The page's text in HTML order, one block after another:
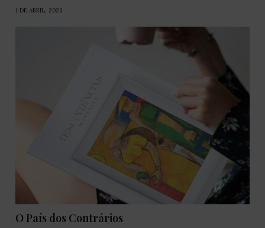
1 DE ABRIL, 2023
O País dos Contrários